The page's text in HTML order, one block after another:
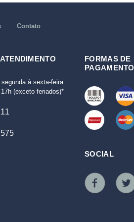
Contato
à sexta-feira
(exceto feriados)*
FORMAS DE
PAGAMENTO
SOCIAL